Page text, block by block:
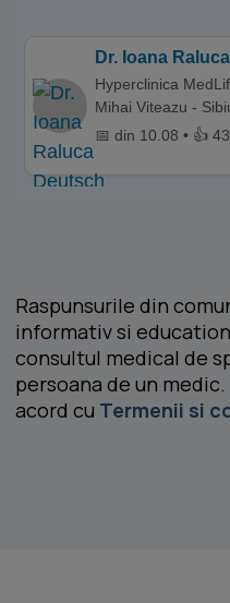
Dr. Ioana
Hyperclinica
Mihai Viteazu -
📅 din 10.08 • 👍
Raspunsurile din
informativ si
consultul medical de
persoana de un
acord cu Termenii si